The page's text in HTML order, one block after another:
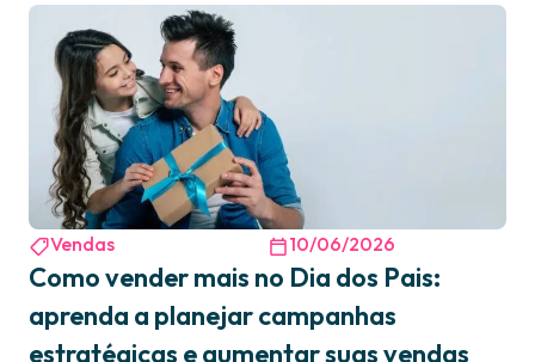
Vendas 10/06/2026
Como vender mais no Dia dos Pais:
aprenda a planejar campanhas
estratégicas e aumentar suas vendas